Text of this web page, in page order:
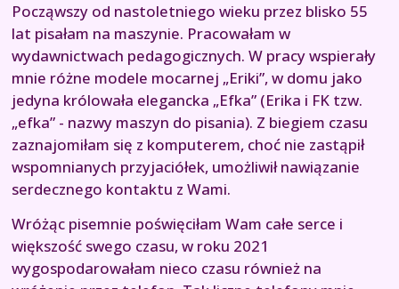
Począwszy od nastoletniego wieku przez blisko 55
lat pisałam na maszynie. Pracowałam w
wydawnictwach pedagogicznych. W pracy wspierały
mnie różne modele mocarnej „Eriki”, w domu jako
jedyna królowała elegancka „Efka” (Erika i FK tzw.
„efka” - nazwy maszyn do pisania). Z biegiem czasu
zaznajomiłam się z komputerem, choć nie zastąpił
wspomnianych przyjaciółek, umożliwił nawiązanie
serdecznego kontaktu z Wami.
Wróżąc pisemnie poświęciłam Wam całe serce i
większość swego czasu, w roku 2021
wygospodarowałam nieco czasu również na